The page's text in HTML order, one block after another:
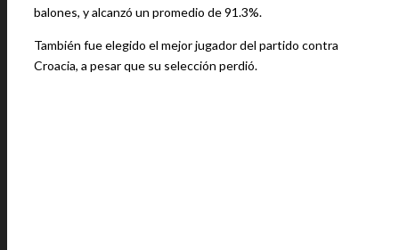
balones, y alcanzó un promedio de 91.3%.
También fue elegido el mejor jugador del partido contra
Croacia, a pesar que su selección perdió.